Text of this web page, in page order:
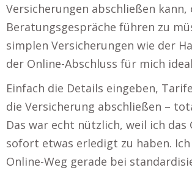
Versicherungen abschließen kann,
Beratungsgespräche führen zu
simplen Versicherungen wie der
der Online-Abschluss für mich
Einfach die Details eingeben,
die Versicherung abschließen –
Das war echt nützlich, weil ich das
sofort etwas erledigt zu haben.
Online-Weg gerade bei